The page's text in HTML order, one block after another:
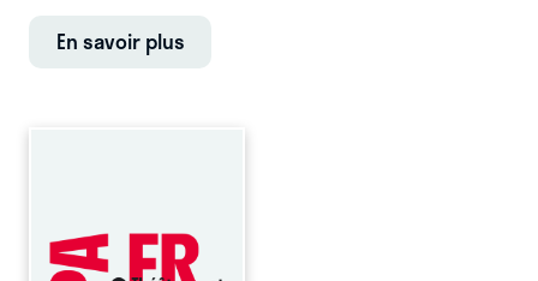
En savoir plus